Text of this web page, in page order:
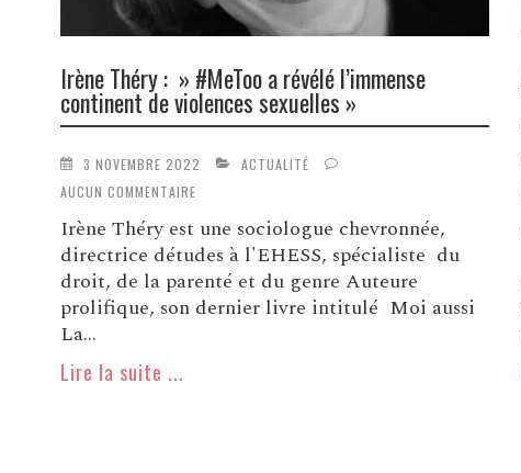
Irène Théry : » #MeToo a révélé l’immense
continent de violences sexuelles »
3 NOVEMBRE 2022
ACTUALITÉ
AUCUN COMMENTAIRE
Irène Théry est une sociologue chevronnée,
directrice détudes à l'EHESS, spécialiste du
droit, de la parenté et du genre Auteure
prolifique, son dernier livre intitulé Moi aussi
La...
Lire la suite ...